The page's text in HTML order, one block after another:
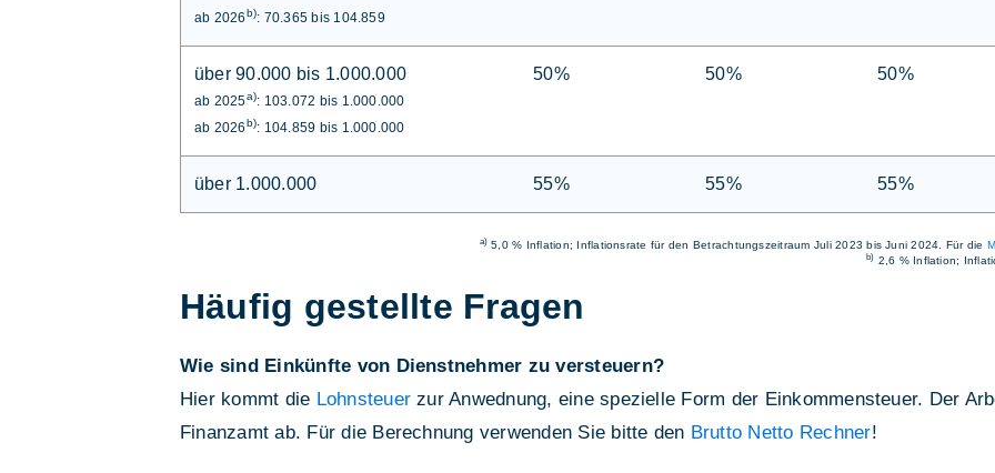
ab 2026b): 70.365 bis 104.859
über 90.000 bis 1.000.000
ab 2025a): 103.072 bis 1.000.000
ab 2026b): 104.859 bis 1.000.000
50% 50% 50%
über 1.000.000 55% 55% 55%
a) 5,0 % Inflation; Inflationsrate für den Betrachtungszeitraum Juli 2023 bis Juni 2024. Für die
b) 2,6 % Inflation;
Häufig gestellte Fragen
Wie sind Einkünfte von Dienstnehmer zu versteuern?
Hier kommt die Lohnsteuer zur Anwednung, eine spezielle Form der Einkommensteuer. Der
Finanzamt ab. Für die Berechnung verwenden Sie bitte den Brutto Netto Rechner!